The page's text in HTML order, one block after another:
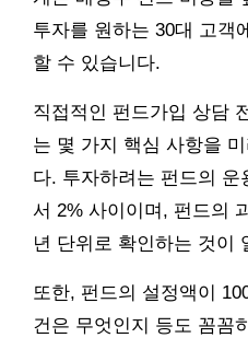
투자를 원하는 30대 고객
할 수 있습니다.
직접적인 펀드가입 상담
는 몇 가지 핵심 사항을
다. 투자하려는 펀드의 운
서 2% 사이이며, 펀드의
년 단위로 확인하는 것이
또한, 펀드의 설정액이
건은 무엇인지 등도 꼼꼼